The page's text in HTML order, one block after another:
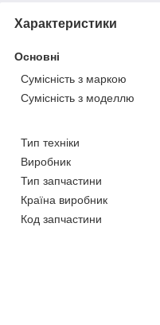
Характеристики
Основні
Сумісність з маркою
Сумісність з моделлю
Тип техніки
Виробник
Тип запчастини
Країна виробник
Код запчастини